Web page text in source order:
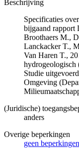
Beschrijving
Specificaties
bijgaand rapport
Broothaers M.,
Lanckacker T.,
Van Haren T.,
hydrogeologisch
Studie
Omgeving
(Juridische)
anders
Overige beperkingen
geen beperkingen